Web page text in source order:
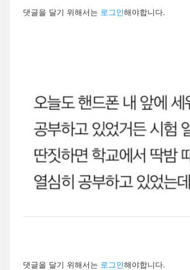
답
글
댓글을 달기 위해서는 로그인해야합니다.
답
댓글을 달기 위해서는 로그인해야합니다.